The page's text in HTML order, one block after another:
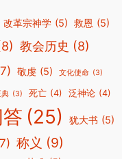
改革宗神学 (5) 救恩 (5)
教会历史 (8)
敬虔 (5) 文化使命 (3)
典 (3) 死亡 (4) 泛神论 (4)
(25) 犹大书 (5)
称义 (9)